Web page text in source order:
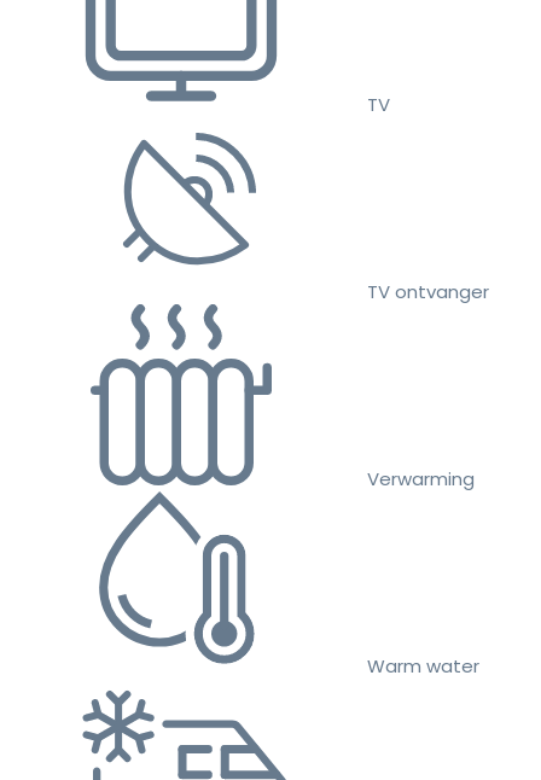
TV
TV ontvanger
Verwarming
Warm water